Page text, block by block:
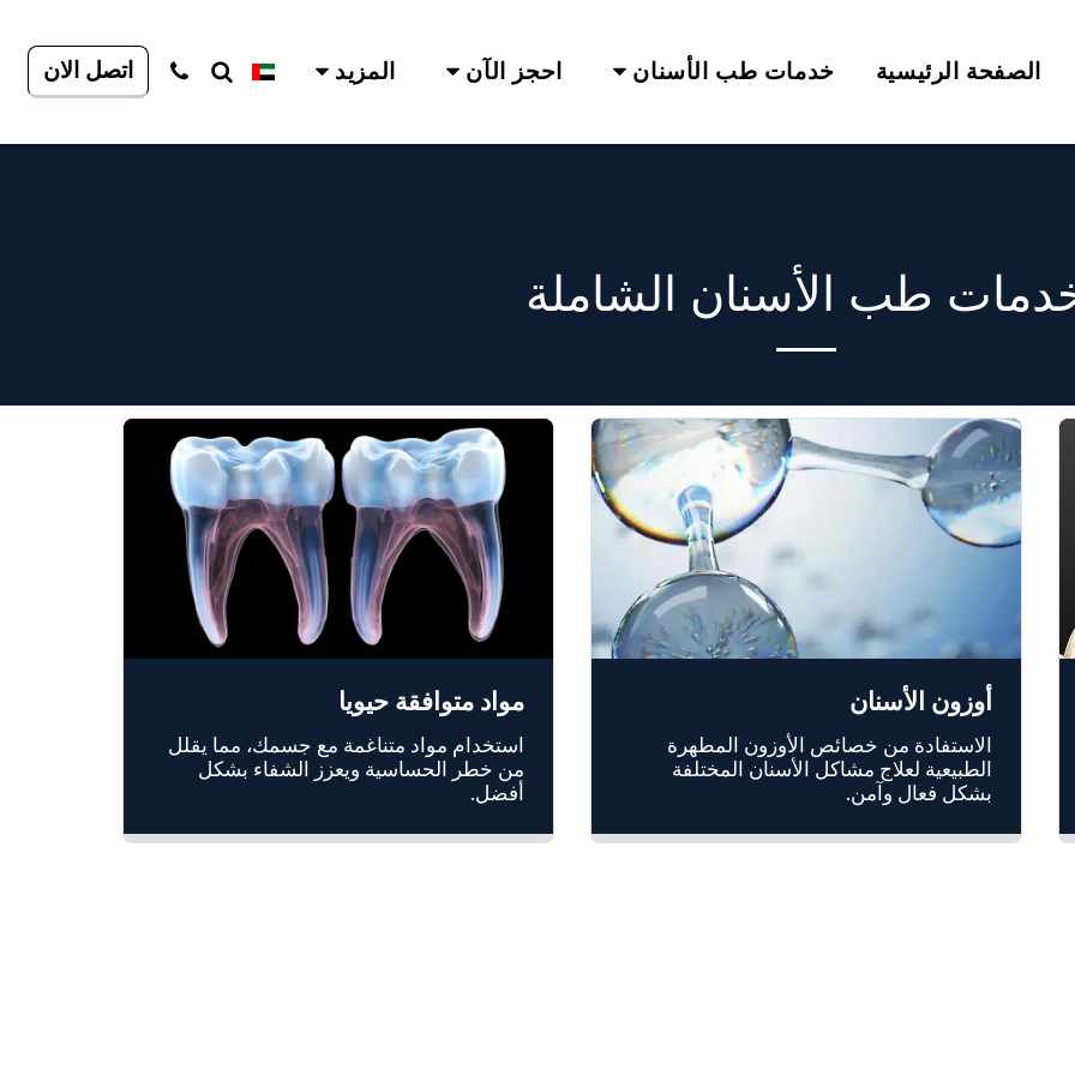
الصفحة الرئيسية خدمات طب الأسنان احجز الآن المزيد اتصل الان
طب الأسنان الشاملة
أوزون الأسنان
الاستفادة من خصائص الأوزون المطهرة
الطبيعية لعلاج مشاكل الأسنان المختلفة
بشكل فعال وآمن.
مواد متوافقة حيويا
استخدام مواد متناغمة مع جسمك، مما يقلل
من خطر الحساسية ويعزز الشفاء بشكل
أفضل.